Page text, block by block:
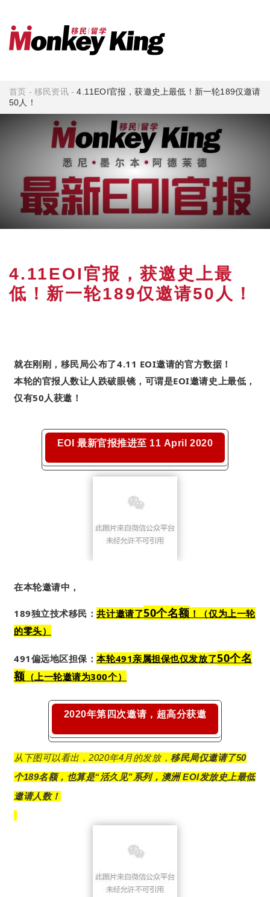
首页 -移民资讯-4.11EOI官报，获邀史上最低！新一轮189仅邀请
50人！
4.11EOI官报，获邀史上最
低！新一轮189仅邀请50人！
就在刚刚，移民局公布了4.11 EOI邀请的官方数据！
本轮的官报人数让人跌破眼镜，可谓是EOI邀请史上最低，
仅有50人获邀！
EOI 最新官报推进至 11 April 2020
在本轮邀请中，
189独立技术移民：共计邀请了50个名额 ！（仅为上一轮
的零头）
491偏远地区担保：本轮491亲属担保也仅发放了50个名
额 （上一轮邀请为300个）
2020年第四次邀请，超高分获邀
从下图可以看出，2020年4月的发放，移民局仅邀请了50
个189名额，也算是“活久见”系列，澳洲 EOI发放史上最低
邀请人数！